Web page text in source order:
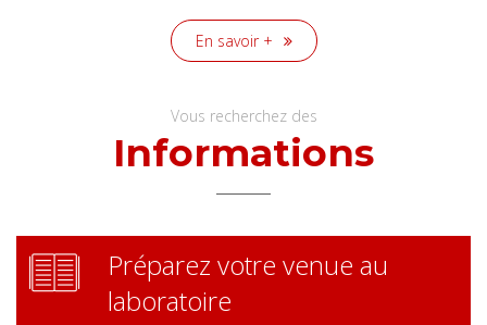
En savoir +
Vous recherchez des
Informations
Préparez votre venue au
laboratoire